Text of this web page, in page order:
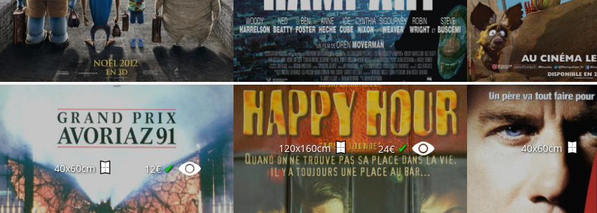
40x60cm 12€✔
120x160cm 24€✔ 40x60cm